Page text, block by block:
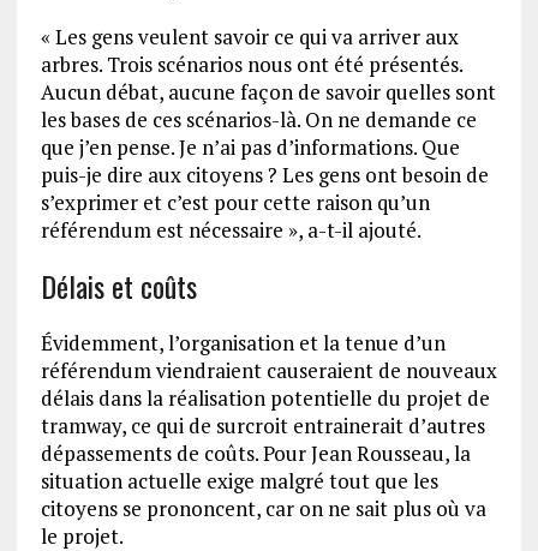
« Les gens veulent savoir ce qui va arriver aux
arbres. Trois scénarios nous ont été présentés.
Aucun débat, aucune façon de savoir quelles sont
les bases de ces scénarios-là. On ne demande ce
que j’en pense. Je n’ai pas d’informations. Que
puis-je dire aux citoyens ? Les gens ont besoin de
s’exprimer et c’est pour cette raison qu’un
référendum est nécessaire », a-t-il ajouté.
Délais et coûts
Évidemment, l’organisation et la tenue d’un
référendum viendraient causeraient de nouveaux
délais dans la réalisation potentielle du projet de
tramway, ce qui de surcroit entrainerait d’autres
dépassements de coûts. Pour Jean Rousseau, la
situation actuelle exige malgré tout que les
citoyens se prononcent, car on ne sait plus où va
le projet.